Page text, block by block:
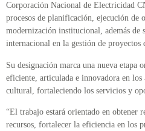
Corporación Nacional de Electricidad
procesos de planificación, ejecución de
modernización institucional, además de
internacional en la gestión de proyectos
Su designación marca una nueva etapa
eficiente, articulada e innovadora en
cultural, fortaleciendo los servicios y
“El trabajo estará orientado en obtener
recursos, fortalecer la eficiencia en los